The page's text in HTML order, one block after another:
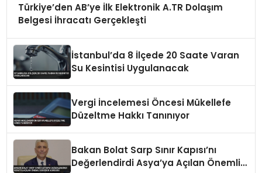
Türkiye’den AB’ye İlk Elektronik A.TR Dolaşım
Belgesi İhracatı Gerçekleşti
İstanbul’da 8 İlçede 20 Saate Varan
Su Kesintisi Uygulanacak
Vergi İncelemesi Öncesi Mükellefe
Düzeltme Hakkı Tanınıyor
Bakan Bolat Sarp Sınır Kapısı’nı
Değerlendirdi Asya’ya Açılan Önemli